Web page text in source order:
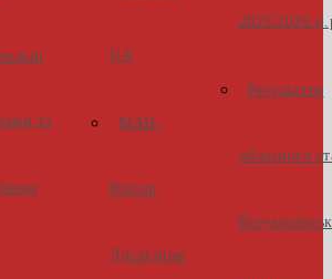
та
UA
МАН-
Юніор
Дослідник
2025/2026
Результати
обласного